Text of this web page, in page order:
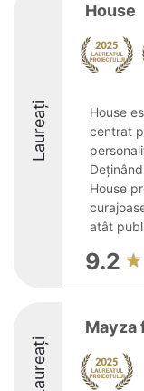
Laureați
House
House
centrat
House
atât
9.2
Laureați
Mayza